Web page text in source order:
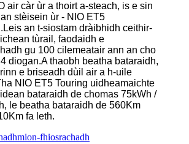
air càr ùr a thoirt a-steach, is e sin
stèisein ùr - NIO ET5
an t-siostam dràibhidh ceithir-
tùrail, faodaidh e
gu 100 cilemeatair ann an cho
diogan.A thaobh beatha bataraidh,
e briseadh dùil air a h-uile
NIO ET5 Touring uidheamaichte
bataraidh de chomas 75kWh /
le beatha bataraidh de 560Km
fa leth.
mion-fhiosrachadh